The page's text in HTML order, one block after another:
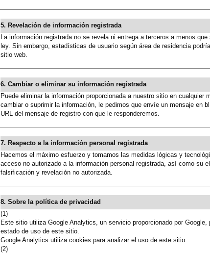
5. Revelación de información registrada
La información registrada no se revela ni entrega a terceros a menos que
ley. Sin embargo, estadísticas de usuario según área de residencia
sitio web.
6. Cambiar o eliminar su información registrada
Puede eliminar la información proporcionada a nuestro sitio en cualquier
cambiar o suprimir la información, le pedimos que envíe un mensaje en
URL del mensaje de registro con que le responderemos.
7. Respecto a la información personal registrada
Hacemos el máximo esfuerzo y tomamos las medidas lógicas y
acceso no autorizado a la información personal registrada, así como su
falsificación y revelación no autorizada.
8. Sobre la política de privacidad
(1)
Este sitio utiliza Google Analytics, un servicio proporcionado por Google,
estado de uso de este sitio.
Google Analytics utiliza cookies para analizar el uso de este sitio.
(2)